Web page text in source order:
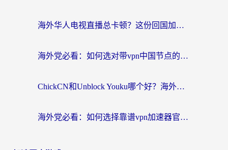
海外华人电视直播总卡顿？这份回国加速器选择指南帮你无缝看国内资源
海外党必看：如何选对带vpn中国节点的加速器？无缝访问国内资源全攻略
ChickCN和Unblock Youku哪个好？海外党亲测4款热门回国加速器，附避坑指南
海外党必看：如何选择靠谱vpn加速器官网？轻松解决国内APP地区限制